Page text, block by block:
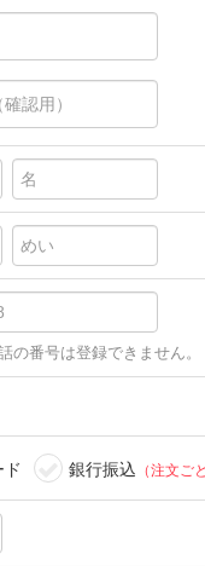
の番号は登録できません。
銀行振込 （注文ご